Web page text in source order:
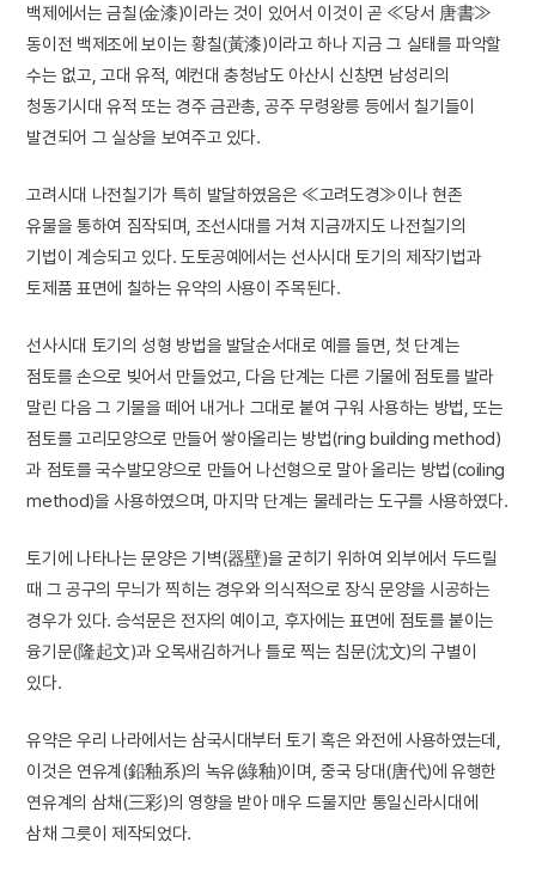
백제에서는 금칠(金漆)이라는 것이 있어서 이것이 곧 ≪당서 唐書≫
동이전 백제조에 보이는 황칠(黃漆)이라고 하나 지금 그 실태를 파악할
수는 없고, 고대 유적, 예컨대 충청남도 아산시 신창면 남성리의
청동기시대 유적 또는 경주 금관총, 공주 무령왕릉 등에서 칠기들이
발견되어 그 실상을 보여주고 있다.
고려시대 나전칠기가 특히 발달하였음은 ≪고려도경≫이나 현존
유물을 통하여 짐작되며, 조선시대를 거쳐 지금까지도 나전칠기의
기법이 계승되고 있다. 도토공예에서는 선사시대 토기의 제작기법과
토제품 표면에 칠하는 유약의 사용이 주목된다.
선사시대 토기의 성형 방법을 발달순서대로 예를 들면, 첫 단계는
점토를 손으로 빚어서 만들었고, 다음 단계는 다른 기물에 점토를 발라
말린 다음 그 기물을 떼어 내거나 그대로 붙여 구워 사용하는 방법, 또는
점토를 고리모양으로 만들어 쌓아올리는 방법(ring building method)
과 점토를 국수발모양으로 만들어 나선형으로 말아 올리는 방법(coiling
method)을 사용하였으며, 마지막 단계는 물레라는 도구를 사용하였다.
토기에 나타나는 문양은 기벽(器壁)을 굳히기 위하여 외부에서 두드릴
때 그 공구의 무늬가 찍히는 경우와 의식적으로 장식 문양을 시공하는
경우가 있다. 승석문은 전자의 예이고, 후자에는 표면에 점토를 붙이는
융기문(隆起文)과 오목새김하거나 틀로 찍는 침문(沈文)의 구별이
있다.
유약은 우리 나라에서는 삼국시대부터 토기 혹은 와전에 사용하였는데,
이것은 연유계(鉛釉系)의 녹유(綠釉)이며, 중국 당대(唐代)에 유행한
연유계의 삼채(三彩)의 영향을 받아 매우 드물지만 통일신라시대에
삼채 그릇이 제작되었다.